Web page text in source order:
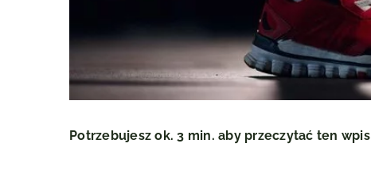
Potrzebujesz ok. 3 min. aby przeczytać ten wpis